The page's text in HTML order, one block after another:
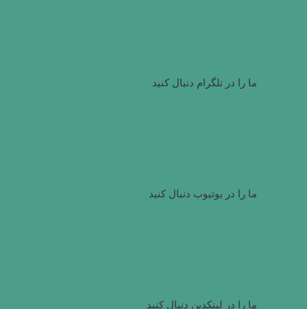
ما را در تلگرام دنبال کنید
ما را در یوتیوب دنبال کنید
ما را در لینکدین دنبال کنید